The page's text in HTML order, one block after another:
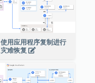
使用应用程序复制进行
灾难恢复